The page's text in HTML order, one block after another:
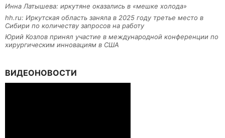
Инна Латышева: иркутяне оказались в «мешке холода»
hh.ru: Иркутская область заняла в 2025 году третье место в
Сибири по количеству запросов на работу
Юрий Козлов принял участие в международной конференции по
хирургическим инновациям в США
ВИДЕОНОВОСТИ